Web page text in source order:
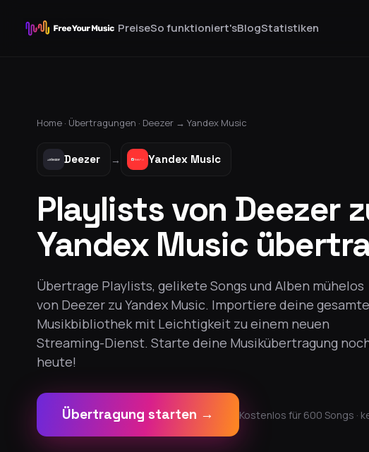
PreiseSo funktioniert'sBlogStatistiken
Home · Übertragungen · Deezer → Yandex Music
Deezer → Yandex Music
Playlists von Deezer
Yandex Music
Übertrage Playlists, gelikete Songs und Alben mühelos
von Deezer zu Yandex Music. Importiere deine gesamte
Musikbibliothek mit Leichtigkeit zu einem neuen
Streaming-Dienst. Starte deine Musikübertragung
heute!
Übertragung starten → Kostenlos für 600 Songs ·